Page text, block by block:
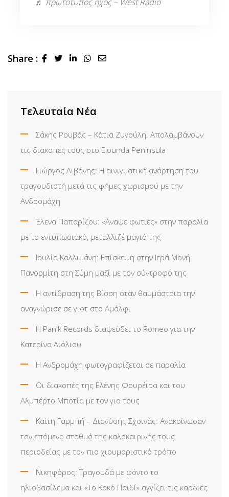
Share : LinkedInWhatsapp
Share
Τελευταία Νέα
Σάκης Ρουβάς – Κάτια Ζυγούλη: Απολαμβάνουν
τις διακοπές τους στο Elounda Peninsula
Γιώργος Λιβάνης: Η αινιγματική ανάρτηση του
τραγουδιστή μετά τις φήμες χωρισμού με την
Ανδρομάχη
Έλενα Παπαρίζου: «Άναψε φωτιές» στην παραλία
με το εντυπωσιακό, μεταλλιζέ μαγιό της
Ιουλία Καλλιμάνη: Επίσκεψη στην Ιερά Μονή
Πανορμίτη στη Σύμη μαζί με τον σύντροφό της
Η αντίδραση της Βίσση όταν θαυμάστρια την
αναγνώρισε σε γιοτ στο Αμάλφι
Η Panik Records διαψεύδει το Romeo για την
Κατερίνα Λιόλιου
Η Ανδρομάχη φωτογραφίζεται σε παραλία
Οι διακοπές της Ελένης Φουρέιρα και του
Αλμπέρτο Μποτία με τον γιο τους
Καίτη Γαρμπή – Διονύσης Σχοινάς: Ανακοίνωσαν
τον επόμενο σταθμό της καλοκαιρινής τους
περιοδείας με τον πιο χιουμοριστικό τρόπο
Νικηφόρος: Τραγουδά με φόντο το
ηλιοβασίλεμα και «Το Κακό Παιδί» αγγίζει τις καρδιές